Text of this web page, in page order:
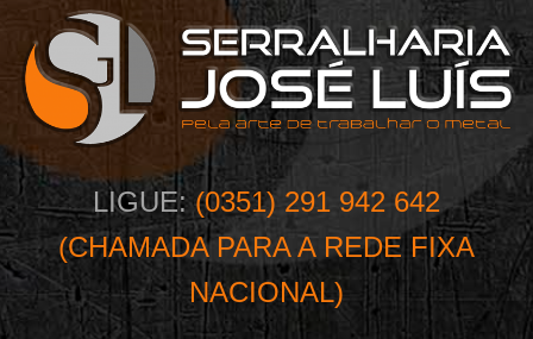
LIGUE:(0351) 291 942 642
(CHAMADA PARA A REDE FIXA
NACIONAL)